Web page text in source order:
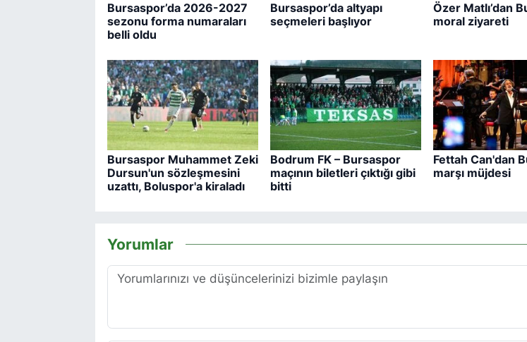
Bursaspor’da 2026-2027
sezonu forma numaraları
belli oldu
Bursaspor’da altyapı
seçmeleri başlıyor
Özer Matlı’dan
moral ziyareti
Bursaspor Muhammet Zeki
Dursun'un sözleşmesini
uzattı, Boluspor'a kiraladı
Bodrum FK – Bursaspor
maçının biletleri çıktığı gibi
bitti
Fettah Can'dan
marşı müjdesi
Yorumlar